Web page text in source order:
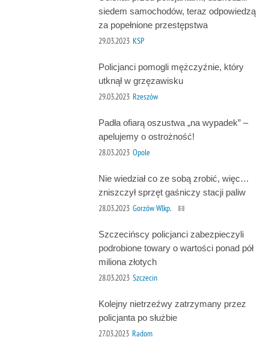
siedem samochodów, teraz odpowiedzą
za popełnione przestępstwa
29.03.2023 KSP
Policjanci pomogli mężczyźnie, który
utknął w grzęzawisku
29.03.2023 Rzeszów
Padła ofiarą oszustwa „na wypadek” –
apelujemy o ostrożność!
28.03.2023 Opole
Nie wiedział co ze sobą zrobić, więc…
zniszczył sprzęt gaśniczy stacji paliw
28.03.2023 Gorzów Wlkp.
Szczecińscy policjanci zabezpieczyli
podrobione towary o wartości ponad pół
miliona złotych
28.03.2023 Szczecin
Kolejny nietrzeźwy zatrzymany przez
policjanta po służbie
27.03.2023 Radom